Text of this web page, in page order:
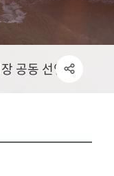
공동 선언문